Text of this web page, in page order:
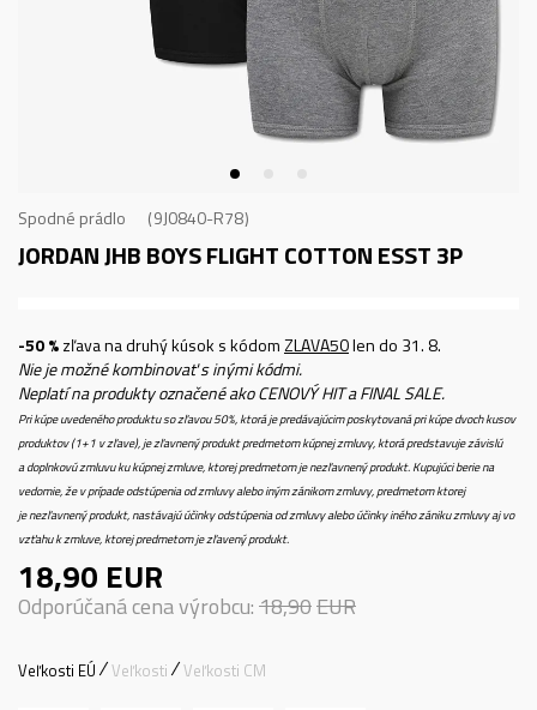
Spodné prádlo 9J0840-R78
JORDAN JHB BOYS FLIGHT COTTON ESST 3P
-50 %zľava na druhý kúsok s kódomZLAVA50len do 31. 8.
Nie je možné kombinovať s inými kódmi.
Neplatí na produkty označené ako CENOVÝ HIT a FINAL SALE.
Pri kúpe uvedeného produktu so zľavou 50%, ktorá je predávajúcim poskytovaná pri kúpe dvoch kusov
produktov (1+1 v zľave), je zľavnený produkt predmetom kúpnej zmluvy, ktorá predstavuje závislú
a doplnkovú zmluvu ku kúpnej zmluve, ktorej predmetom je nezľavnený produkt. Kupujúci berie na
vedomie, že v prípade odstúpenia od zmluvy alebo iným zánikom zmluvy, predmetom ktorej
je nezľavnený produkt, nastávajú účinky odstúpenia od zmluvy alebo účinky iného zániku zmluvy aj vo
vzťahu k zmluve, ktorej predmetom je zľavený produkt.
18,90 EUR
Odporúčaná cena výrobcu:18,90EUR
Veľkosti EÚ Veľkosti Veľkosti CM